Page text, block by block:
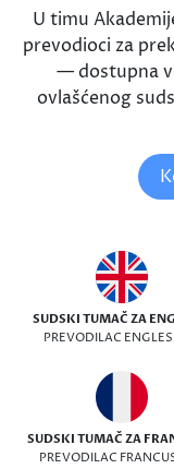
U timu
prevodioci za
— dostupna
ovlašćenog
SUDSKI TUMAČ ZA
PREVODILAC
SUDSKI TUMAČ ZA
PREVODILAC